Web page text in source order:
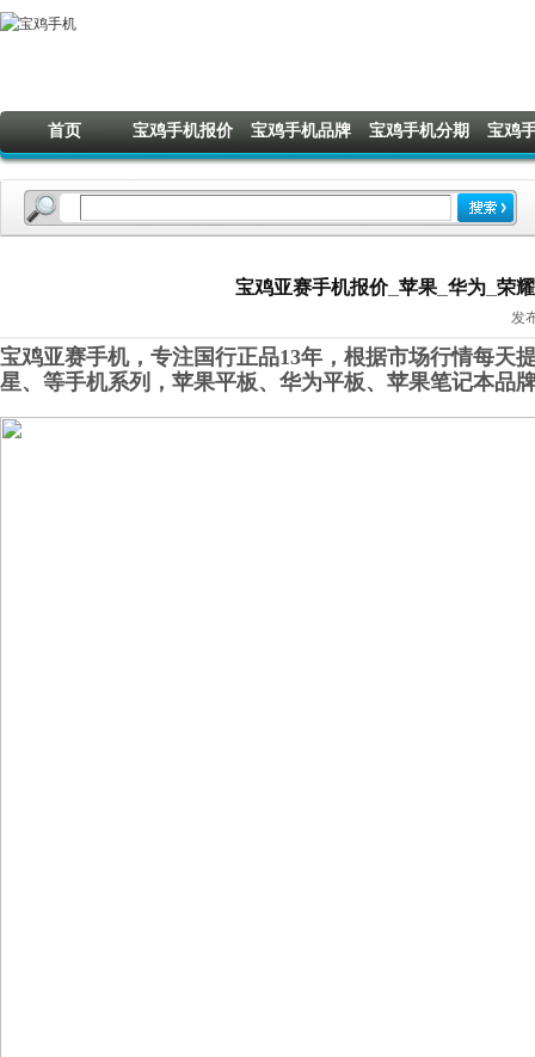
首页 宝鸡手机报价 宝鸡手机品牌 宝鸡手机分期 宝鸡
宝鸡亚赛手机报价_苹果_华为_荣
发
宝鸡亚赛手机，专注国行正品13年，根据市场行情每天
星、 等手机系列，苹果平板、华为平板、 苹果笔记本品